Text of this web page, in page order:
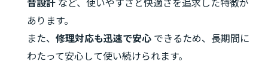
音設計 など、使いやすさと快適さを追求した特徴が
あります。
また、 修理対応も迅速で安心 できるため、長期間に
わたって安心して使い続けられます。